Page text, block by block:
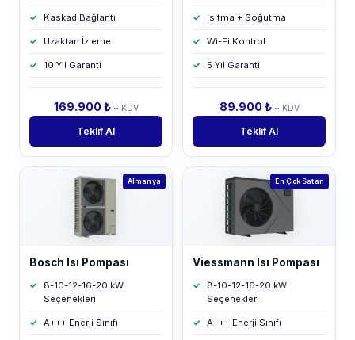
Kaskad Bağlantı
Uzaktan İzleme
10 Yıl Garanti
169.900 ₺ + KDV
Teklif Al
Isıtma + Soğutma
Wi-Fi Kontrol
5 Yıl Garanti
89.900 ₺ + KDV
Teklif Al
Almanya
Bosch Isı Pompası
8-10-12-16-20 kW
Seçenekleri
A+++ Enerji Sınıfı
En Çok Satan
Viessmann Isı Pompası
8-10-12-16-20 kW
Seçenekleri
A+++ Enerji Sınıfı